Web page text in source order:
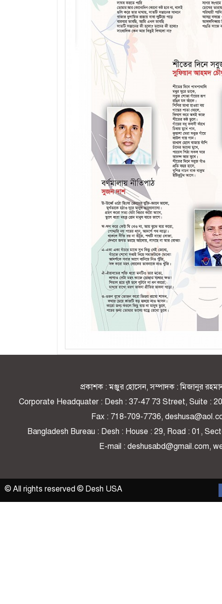
প্রকাশক : মঞ্জুর হোসেন, সম্পাদক : মিজানুর
Corporate Headquater : Desh : 37-47 73 Street, Suite :
Fax : 718-709-7736,
Bangladesh Bureau : Desh : House : 29, Road : 01,
E-mail : deshusabd@gmail.com,
© All rights reserved © Desh USA